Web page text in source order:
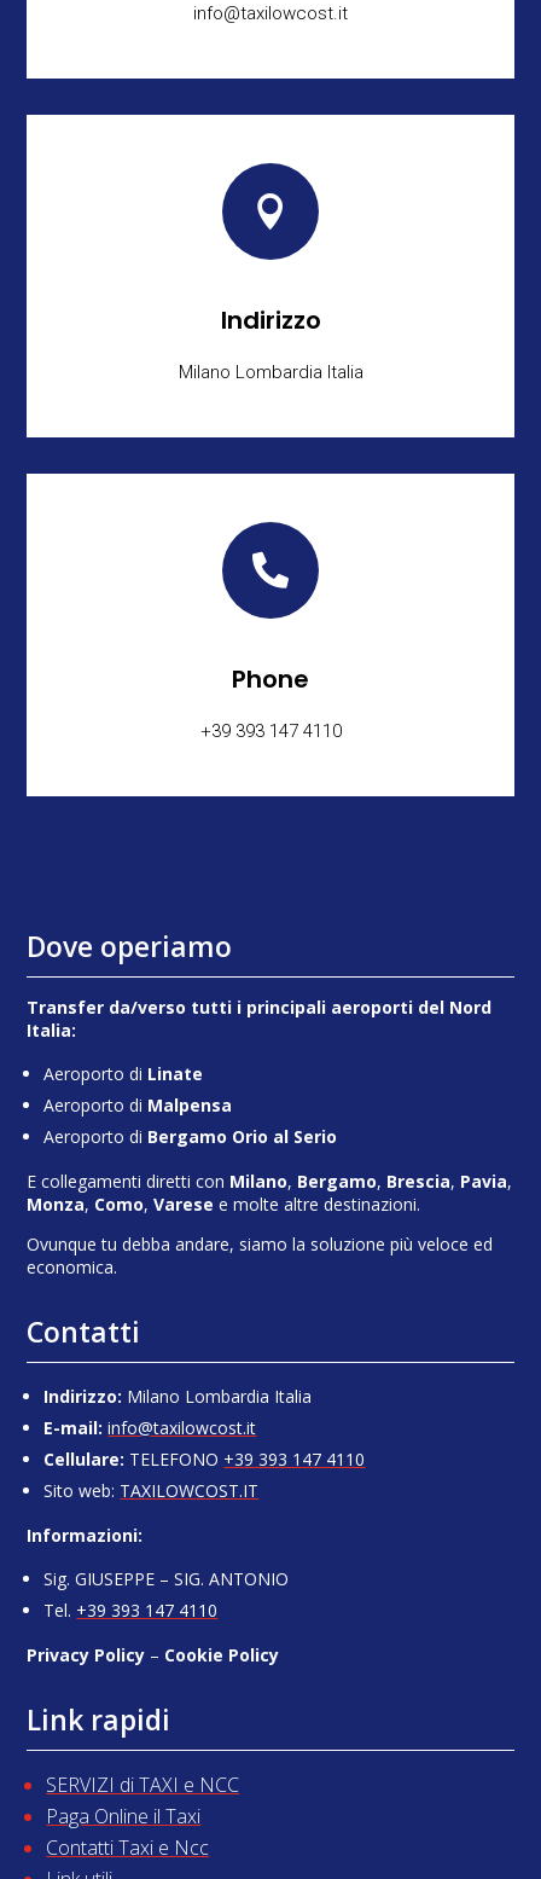
info@taxilowcost.it

Indirizzo
Milano Lombardia Italia

Phone
+39 393 147 4110
Dove operiamo
Transfer da/verso tutti i principali aeroporti del Nord
Italia:
Aeroporto di Linate
Aeroporto di Malpensa
Aeroporto di Bergamo Orio al Serio
E collegamenti diretti con Milano, Bergamo, Brescia, Pavia,
Monza, Como,Varese e molte altre destinazioni.
Ovunque tu debba andare, siamo la soluzione più veloce ed
economica.
Contatti
Indirizzo: Milano Lombardia Italia
E-mail: info@taxilowcost.it
Cellulare: TELEFONO +39 393 147 4110
Sito web: TAXILOWCOST.IT
Informazioni:
Sig. GIUSEPPE – SIG. ANTONIO
Tel. +39 393 147 4110
Privacy Policy – Cookie Policy
Link rapidi
SERVIZI di TAXI e NCC
Paga Online il Taxi
Contatti Taxi e Ncc